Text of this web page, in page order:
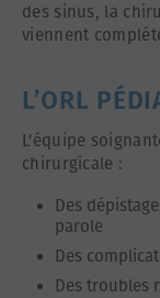
des sinus, la
viennent
L’ORL
L’équipe
chirurgicale :
Des
parole
Des
Des troubles